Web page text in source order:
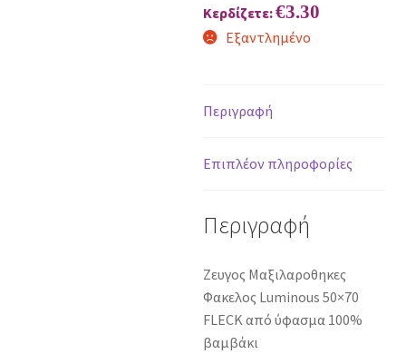
Κερδίζετε:€3.30
Εξαντλημένο
Περιγραφή
Επιπλέον πληροφορίες
Περιγραφή
Ζευγος Μαξιλαροθηκες
Φακελος Luminous 50×70
FLECK από ύφασμα 100%
βαμβάκι